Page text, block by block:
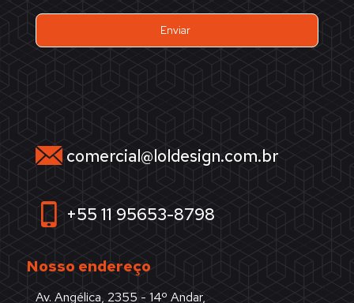
comercial@loldesign.com.br
+55 11 95653-8798
Nosso endereço
Av. Angélica, 2355 - 14º Andar,